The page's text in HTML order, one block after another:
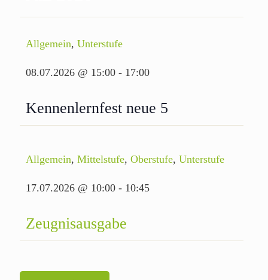
08.07.2026 @ 15:00 - 17:00
Kennenlernfest neue 5
Allgemein, Unterstufe
17.07.2026 @ 10:00 - 10:45
Zeugnisausgabe
Allgemein, Mittelstufe, Oberstufe, Unterstufe